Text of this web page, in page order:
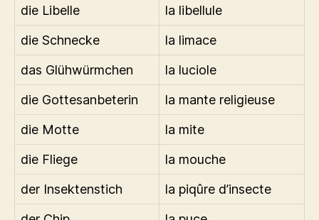
die Libelle
la libellule
die Schnecke
la limace
das Glühwürmchen
la luciole
die Gottesanbeterin
la mante religieuse
die Motte
la mite
die Fliege
la mouche
der Insektenstich
la piqûre d’insecte